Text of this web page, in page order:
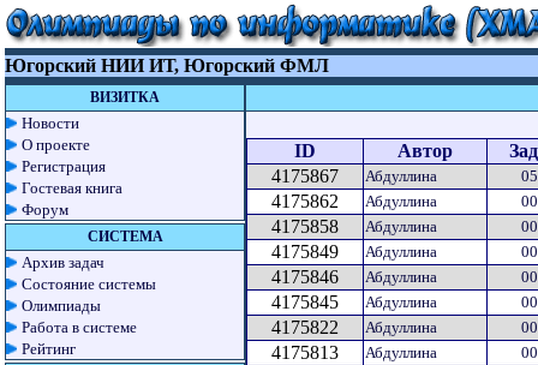
Югорский НИИ ИТ, Югорский ФМЛ
ВИЗИТКА
Новости
О проекте
Регистрация
Гостевая книга
Форум
СИСТЕМА
Архив задач
Состояние системы
Олимпиады
Работа в системе
Рейтинг
ID Автор
4175867
Абдуллина
4175862 Абдуллина
4175858 Абдуллина
4175849 Абдуллина
4175846 Абдуллина
4175845 Абдуллина
4175822 Абдуллина
4175813 Абдуллина